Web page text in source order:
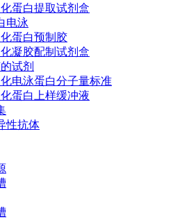
蛋白提取试剂盒
电泳
蛋白预制胶
凝胶配制试剂盒
试剂
电泳蛋白分子量标准
蛋白上样缓冲液
性抗体